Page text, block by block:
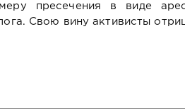
пресечения в виде
Свою вину активисты